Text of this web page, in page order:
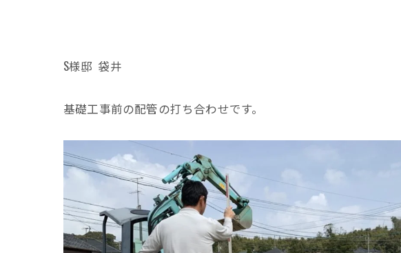
S様邸 袋井
基礎工事前の配管の打ち合わせです。